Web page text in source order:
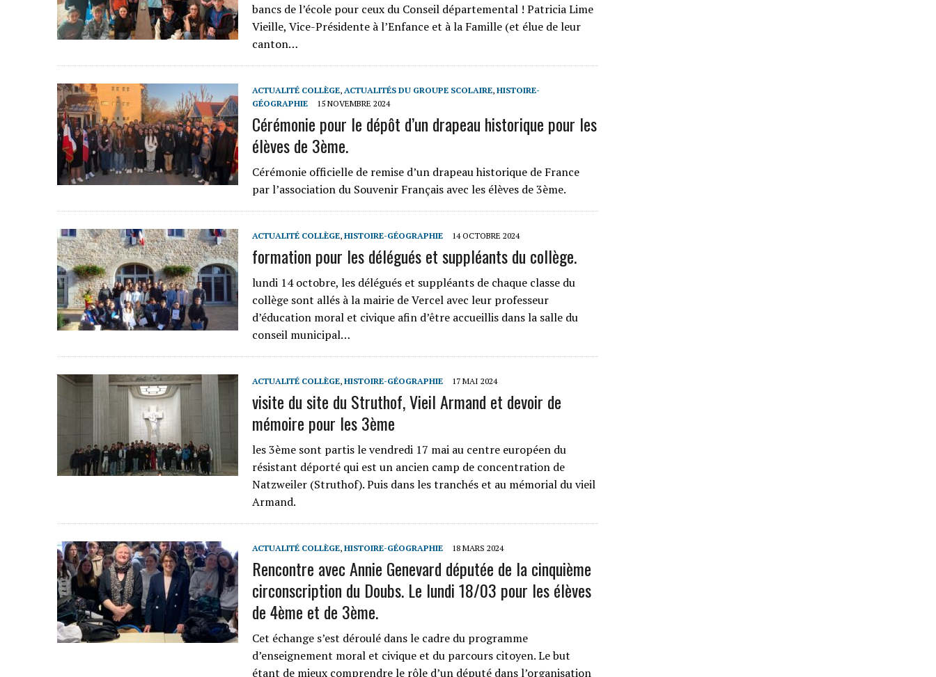
bancs de l’école pour ceux du Conseil départemental ! Patricia Lime
Vieille, Vice-Présidente à l’Enfance et à la Famille (et élue de leur
canton…
ACTUALITÉ COLLÈGE, ACTUALITÉS DU GROUPE SCOLAIRE, HISTOIRE-
GÉOGRAPHIE
15 NOVEMBRE 2024
Cérémonie pour le dépôt d’un drapeau historique pour les
élèves de 3ème.
Cérémonie officielle de remise d’un drapeau historique de France
par l’association du Souvenir Français avec les élèves de 3ème.
ACTUALITÉ COLLÈGE, HISTOIRE-GÉOGRAPHIE 14 OCTOBRE 2024
formation pour les délégués et suppléants du collège.
lundi 14 octobre, les délégués et suppléants de chaque classe du
collège sont allés à la mairie de Vercel avec leur professeur
d’éducation moral et civique afin d’être accueillis dans la salle du
conseil municipal…
ACTUALITÉ COLLÈGE, HISTOIRE-GÉOGRAPHIE 17 MAI 2024
visite du site du Struthof, Vieil Armand et devoir de
mémoire pour les 3ème
les 3ème sont partis le vendredi 17 mai au centre européen du
résistant déporté qui est un ancien camp de concentration de
Natzweiler (Struthof). Puis dans les tranchés et au mémorial du vieil
Armand.
ACTUALITÉ COLLÈGE, HISTOIRE-GÉOGRAPHIE 18 MARS 2024
Rencontre avec Annie Genevard députée de la cinquième
circonscription du Doubs. Le lundi 18/03 pour les élèves
de 4ème et de 3ème.
Cet échange s’est déroulé dans le cadre du programme
d’enseignement moral et civique et du parcours citoyen. Le but
étant de mieux comprendre le rôle d’un député dans l’organisation